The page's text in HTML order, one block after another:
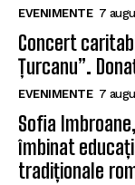
EVENIMENTE 7
Concert
Țurcanu”.
EVENIMENTE 7
Sofia
îmbinat
tradiționale